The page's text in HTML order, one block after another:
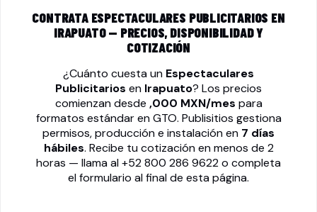
CONTRATA ESPECTACULARES PUBLICITARIOS EN
IRAPUATO — PRECIOS, DISPONIBILIDAD Y
COTIZACIÓN
¿Cuánto cuesta un Espectaculares
Publicitarios en Irapuato? Los precios
comienzan desde ,000 MXN/mes para
formatos estándar en GTO. Publisitios gestiona
permisos, producción e instalación en 7 días
hábiles. Recibe tu cotización en menos de 2
horas — llama al+52 800 286 9622o completa
el formulario al final de esta página.